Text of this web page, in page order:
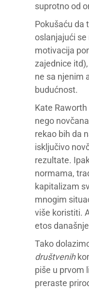
suprotno od
Pokušaću da
oslanjajući
motivacija
zajednice
ne sa njenim
budućnost.
Kate
nego
rekao bih da
isključivo
rezultate.
normama,
kapitalizam
mnogim
više koristiti.
etos
Tako
društvenih
piše u prvom
preraste